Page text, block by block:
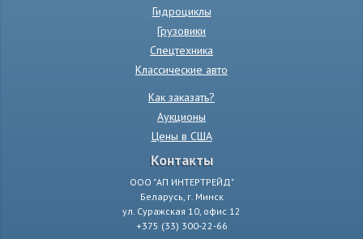
Гидроциклы
Грузовики
Спецтехника
Классические авто
Как заказать?
Аукционы
Цены в США
Контакты
ООО "АП ИНТЕРТРЕЙД"
Беларусь, г. Минск
ул. Суражская 10, офис 12
+375 (33) 300-22-66